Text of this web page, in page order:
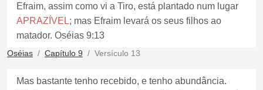
Efraim, assim como vi a Tiro, está plantado num lugar
APRAZÍVEL; mas Efraim levará os seus filhos ao
matador. Oséias 9:13
Oséias Capítulo 9 Versículo 13
Mas bastante tenho recebido, e tenho abundância.